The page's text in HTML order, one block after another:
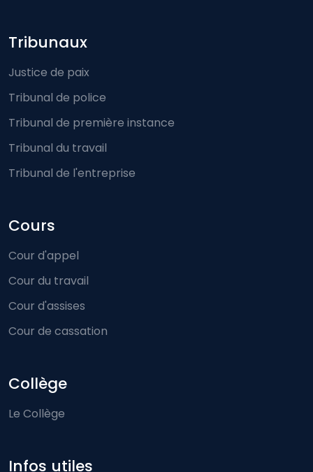
Footer-menu
Tribunaux
Justice de paix
Tribunal de police
Tribunal de première instance
Tribunal du travail
Tribunal de l'entreprise
Cours
Cour d'appel
Cour du travail
Cour d'assises
Cour de cassation
Collège
Le Collège
Infos utiles